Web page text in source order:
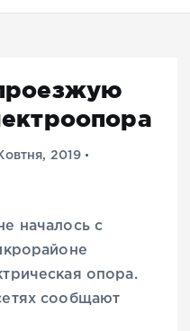
2019
началось с
опора.
сообщают